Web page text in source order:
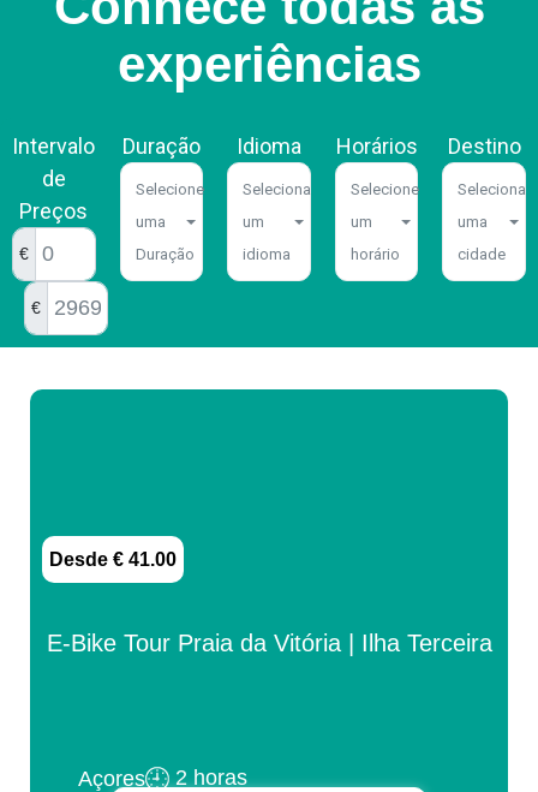
experiências
Intervalo
de
Preços
€
€
Duração
Selecione
uma
Duração
Idioma
Seleciona
um
idioma
Horários
Selecione
um
horário
Destino
Seleciona
uma
cidade
Desde € 41.00
E-Bike Tour Praia da Vitória | Ilha Terceira
Açores 2 horas